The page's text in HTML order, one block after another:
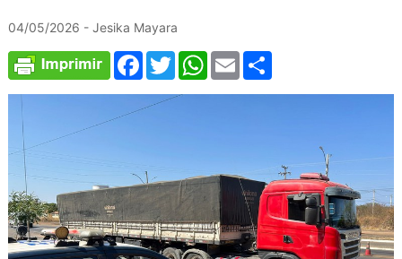
04/05/2026 - Jesika Mayara
Facebook
TwitterWhatsApp
Email Compartilhar